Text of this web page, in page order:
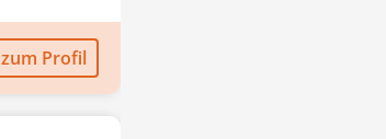
zum Profil